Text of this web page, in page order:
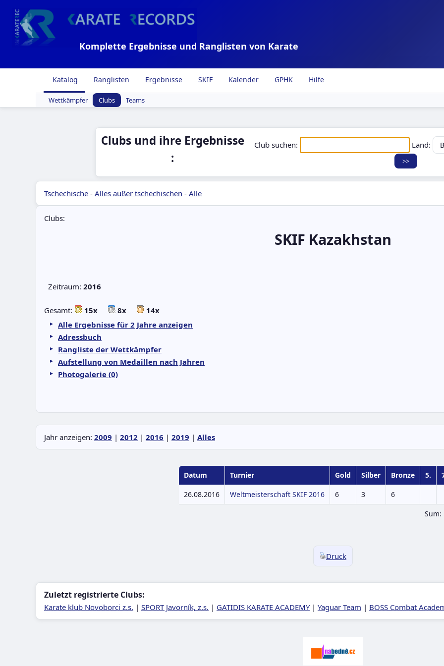
Komplette Ergebnisse und Ranglisten von Karate
Katalog Ranglisten Ergebnisse SKIF Kalender GPHK Hilfe
Wettkämpfer Clubs Teams
Clubs und ihre Ergebnisse
:
Club suchen: Land:
Tschechische - Alles außer tschechischen - Alle
Clubs:
SKIF Kazakhstan
Zeitraum: 2016
Gesamt: 15x 8x
14x
Alle Ergebnisse für 2 Jahre anzeigen
Adressbuch
Rangliste der Wettkämpfer
Aufstellung von Medaillen nach Jahren
Photogalerie (0)
Jahr anzeigen: 2009 | 2012 | 2016 | 2019 | Alles
Datum Turnier Gold Silber Bronze 5.
26.08.2016 Weltmeisterschaft SKIF 2016 6 3 6
Druck
Zuletzt registrierte Clubs:
Karate klub Novoborci z.s. | SPORT Javorník, z.s. | GATIDIS KARATE ACADEMY| Yaguar Team | BOSS Combat